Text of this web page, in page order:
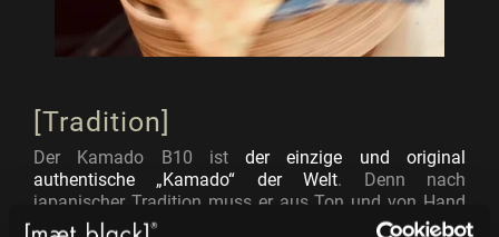
[Tradition]
Der Kamado B10 istder einzige und original
authentische „Kamado“ der Welt.
Denn nach
japanischer Tradition muss er aus Ton und von Hand
gefertigt werden, um „Kamado“ genannt zu werden.